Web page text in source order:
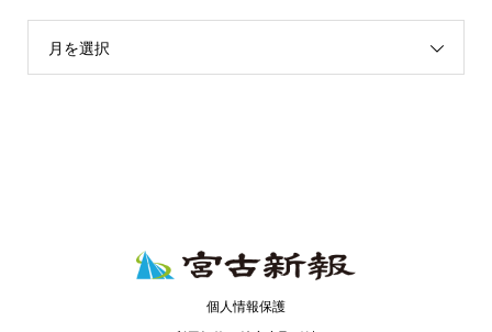
月を選択
個人情報保護